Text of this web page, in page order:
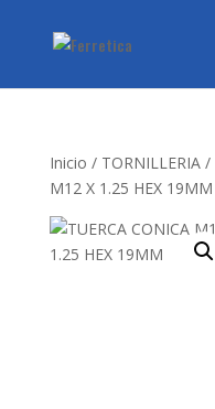
Inicio / TORNILLERIA/
M12 X 1.25 HEX 19MM